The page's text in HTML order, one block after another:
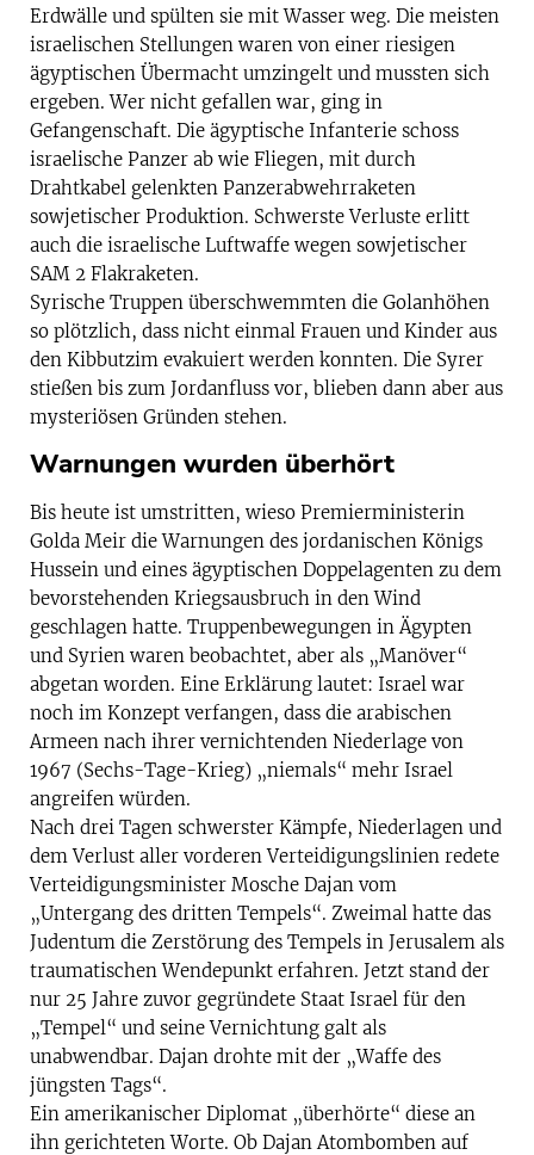
Erdwälle und spülten sie mit Wasser weg. Die meisten
israelischen Stellungen waren von einer riesigen
ägyptischen Übermacht umzingelt und mussten sich
ergeben. Wer nicht gefallen war, ging in
Gefangenschaft. Die ägyptische Infanterie schoss
israelische Panzer ab wie Fliegen, mit durch
Drahtkabel gelenkten Panzerabwehrraketen
sowjetischer Produktion. Schwerste Verluste erlitt
auch die israelische Luftwaffe wegen sowjetischer
SAM 2 Flakraketen.
Syrische Truppen überschwemmten die Golanhöhen
so plötzlich, dass nicht einmal Frauen und Kinder aus
den Kibbutzim evakuiert werden konnten. Die Syrer
stießen bis zum Jordanfluss vor, blieben dann aber aus
mysteriösen Gründen stehen.
Warnungen wurden überhört
Bis heute ist umstritten, wieso Premierministerin
Golda Meir die Warnungen des jordanischen Königs
Hussein und eines ägyptischen Doppelagenten zu dem
bevorstehenden Kriegsausbruch in den Wind
geschlagen hatte. Truppenbewegungen in Ägypten
und Syrien waren beobachtet, aber als „Manöver“
abgetan worden. Eine Erklärung lautet: Israel war
noch im Konzept verfangen, dass die arabischen
Armeen nach ihrer vernichtenden Niederlage von
1967 (Sechs-Tage-Krieg) „niemals“ mehr Israel
angreifen würden.
Nach drei Tagen schwerster Kämpfe, Niederlagen und
dem Verlust aller vorderen Verteidigungslinien redete
Verteidigungsminister Mosche Dajan vom
„Untergang des dritten Tempels“. Zweimal hatte das
Judentum die Zerstörung des Tempels in Jerusalem als
traumatischen Wendepunkt erfahren. Jetzt stand der
nur 25 Jahre zuvor gegründete Staat Israel für den
„Tempel“ und seine Vernichtung galt als
unabwendbar. Dajan drohte mit der „Waffe des
jüngsten Tags“.
Ein amerikanischer Diplomat „überhörte“ diese an
ihn gerichteten Worte. Ob Dajan Atombomben auf